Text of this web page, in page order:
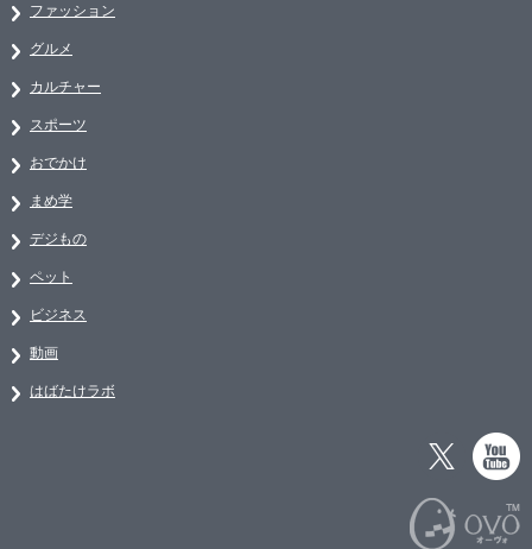
ファッション
グルメ
カルチャー
スポーツ
おでかけ
まめ学
デジもの
ペット
ビジネス
動画
はばたけラボ